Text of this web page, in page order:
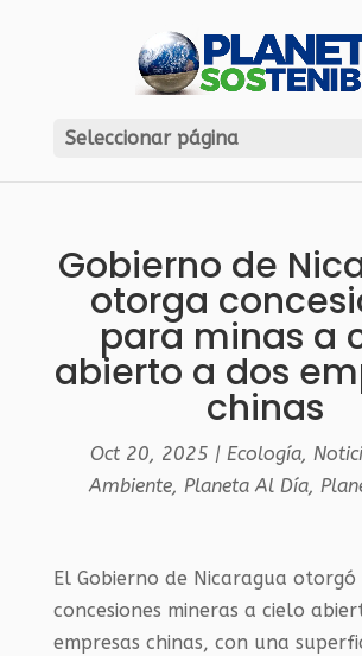
Seleccionar página
Gobierno de
otorga
para minas a
abierto a dos
chinas
Oct 20, 2025 | Ecología,
Ambiente,Planeta Al Día,
El Gobierno de Nicaragua otorgó
concesiones mineras a cielo
empresas chinas, con una